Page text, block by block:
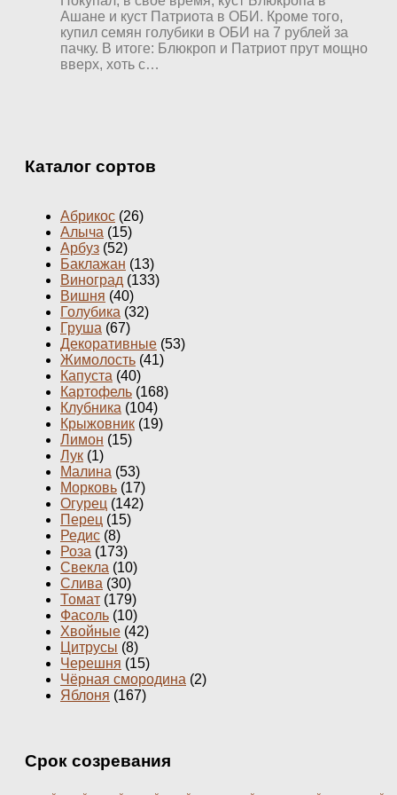
Ашане и куст Патриота в ОБИ. Кроме того,
купил семян голубики в ОБИ на 7 рублей за
пачку. В итоге: Блюкроп и Патриот прут мощно
вверх, хоть с…
Каталог сортов
Абрикос (26)
Алыча (15)
Арбуз (52)
Баклажан (13)
Виноград (133)
Вишня (40)
Голубика (32)
Груша (67)
Декоративные (53)
Жимолость (41)
Капуста (40)
Картофель (168)
Клубника (104)
Крыжовник (19)
Лимон (15)
Лук (1)
Малина (53)
Морковь (17)
Огурец (142)
Перец (15)
Редис (8)
Роза (173)
Свекла (10)
Слива (30)
Томат (179)
Фасоль (10)
Хвойные (42)
Цитрусы (8)
Черешня (15)
Чёрная смородина (2)
Яблоня (167)
Срок созревания